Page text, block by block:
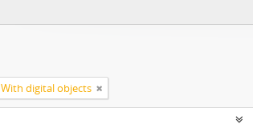
With digital objects